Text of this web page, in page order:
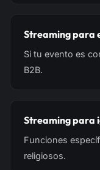
Streaming para
Si tu evento es
B2B.
Streaming para
Funciones
religiosos.